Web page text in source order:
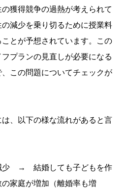
獲得競争の過熱が考えられて
減少を乗り切るために授業料
とが予想されています。この
プランの見直しが必要になる
この問題についてチェックが
、以下の様な流れがあると言
少 → 結婚しても子どもを作
家庭が増加（離婚率も増